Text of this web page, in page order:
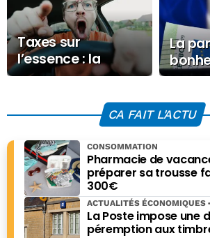
Taxes sur
l’essence : la
pétition qui
La
CA FAIT L'ACTU
Pharmacie de
préparer sa trousse
300€
CONSOMMATION
La Poste impose une
péremption aux
ACTUALITÉS ÉCONOMIQUES